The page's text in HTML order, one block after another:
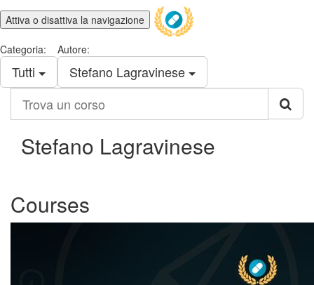
Attiva o disattiva la navigazione
Categoria:
Tutti
Autore:
Stefano Lagravinese
corso
Stefano Lagravinese
Courses